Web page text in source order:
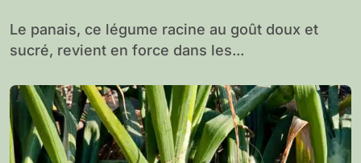
Le panais, ce légume racine au goût doux et
sucré, revient en force dans les...